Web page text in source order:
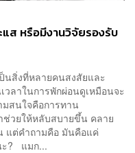
ส หรือมีงานวิจัยรองรับ
นสิ่งที่หลายคนสงสัยและ
วลาในการพักผ่อนดูเหมือนจะ
สนใจคือการทาน
วยให้หลับสบายขึ้น คลาย
แต่คำถามคือ มันคือแค่
ะ? แมก...